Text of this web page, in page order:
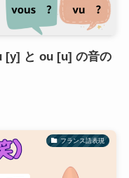
[y] と ou [u] の音の
フランス語表現